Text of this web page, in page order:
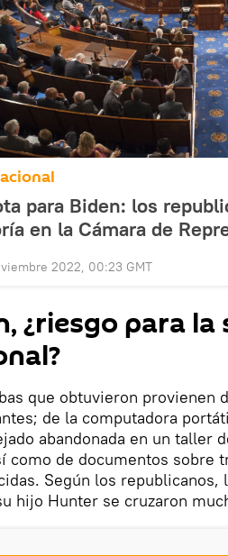
para Biden: los
en la Cámara de
2022, 00:23 GMT
¿riesgo para
que obtuvieron
de la computadora
abandonada en un taller
como de documentos sobre
Según los republicanos,
hijo Hunter se cruzaron